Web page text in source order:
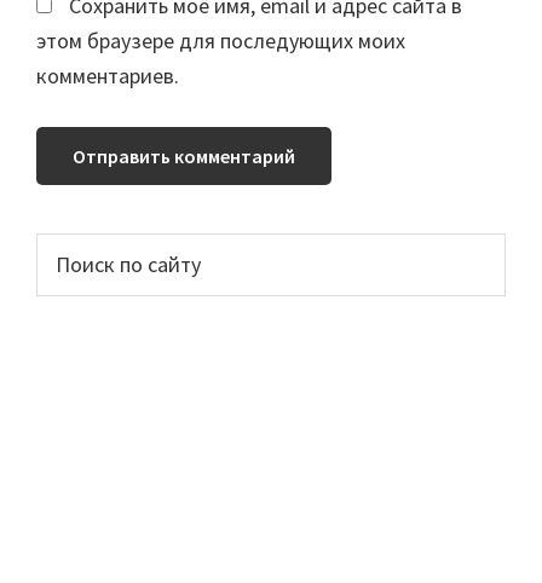
этом браузере для последующих моих
комментариев.
Основной
сайдбар